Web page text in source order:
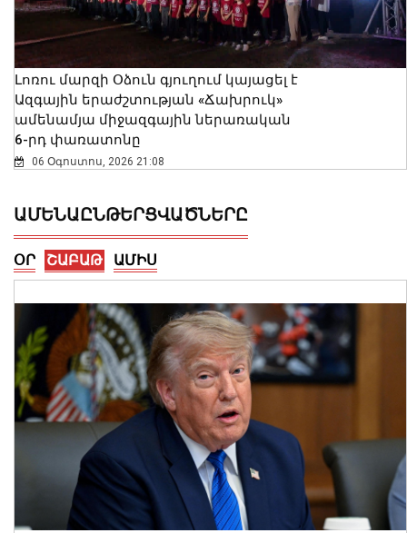
Լոռու մարզի Օձուն գյուղում կայացել է
Ազգային երաժշտության «Ճախրուկ»
ամենամյա միջազգային ներառական
6-րդ փառատոնը
06 Օգոստոս, 2026 21:08
ԱՄԵՆԱԸՆԹԵՐՑՎԱԾՆԵՐԸ
ՕՐ ՇԱԲԱԹ ԱՄԻՍ